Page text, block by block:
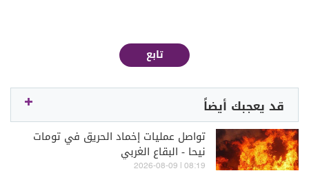
تابع
قد يعجبك أيضاً
تواصل عمليات إخماد الحريق في تومات
نيحا - البقاع الغربي
08:19 | 2026-08-09